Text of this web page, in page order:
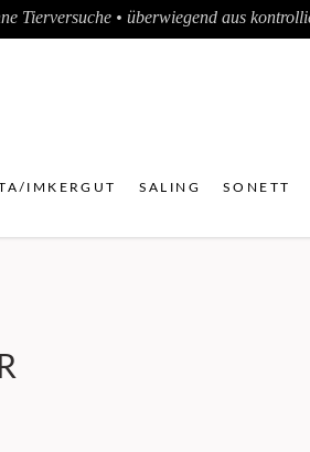
Tierversuche • überwiegend aus
IMKERGUT SALING SONETT